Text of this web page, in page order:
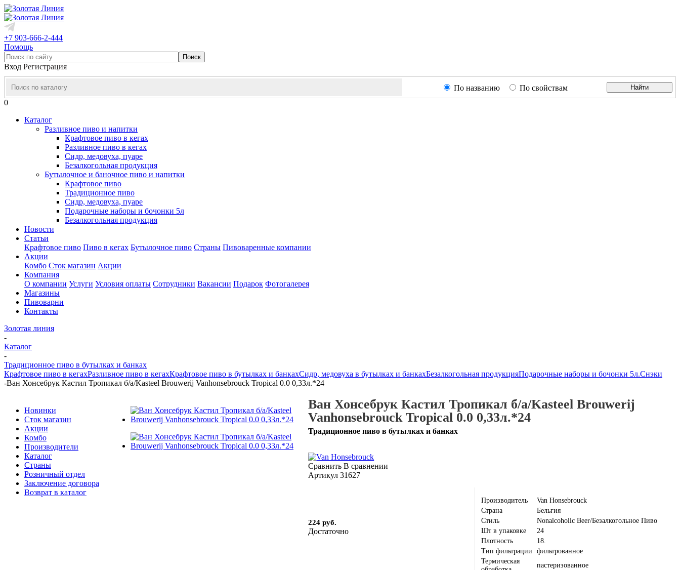
+7 903-666-2-444
Помощь
Вход Регистрация
По названию По свойствам Найти
0
Каталог
Разливное пиво и напитки
Крафтовое пиво в кегах
Разливное пиво в кегах
Сидр, медовуха, пуаре
Безалкогольная продукция
Бутылочное и баночное пиво и напитки
Крафтовое пиво
Традиционное пиво
Сидр, медовуха, пуаре
Подарочные наборы и бочонки 5л
Безалкогольная продукция
Новости
Статьи
Крафтовое пиво Пиво в кегах Бутылочное пиво Страны Пивоваренные компании
Акции
Комбо Сток магазин Акции
Компания
О компании Услуги Условия оплаты Сотрудники Вакансии Подарок Фотогалерея
Магазины
Пивоварни
Контакты
Золотая линия
-
Каталог
-
Традиционное пиво в бутылках и банках
Крафтовое пиво в кегахРазливное пиво в кегахКрафтовое пиво в бутылках и банкахСидр, медовуха в бутылках и банкахБезалкогольная продукцияПодарочные наборы и бочонки 5л.Снэки
-Ван Хонсебрук Кастил Тропикал б/а/Kasteel Brouwerij Vanhonsebrouck Tropical 0.0 0,33л.*24
Новинки
Сток магазин
Акции
Комбо
Производители
Каталог
Страны
Розничный отдел
Заключение договора
Возврат в каталог
Ван Хонсебрук Кастил Тропикал б/а/Kasteel Brouwerij
Vanhonsebrouck Tropical 0.0 0,33л.*24
Традиционное пиво в бутылках и банках
Сравнить В сравнении
Артикул 31627
224 руб.
Достаточно
Производитель
Van Honsebrouck
Страна
Бельгия
Стиль
Nonalcoholic Beer/Безалкогольное Пиво
Шт в упаковке
24
Плотность
18.
Тип фильтрации
фильтрованное
Термическая
пастеризованное